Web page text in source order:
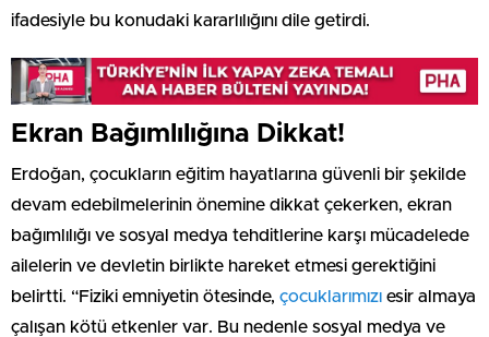
ifadesiyle bu konudaki kararlılığını dile getirdi.
Ekran Bağımlılığına Dikkat!
Erdoğan, çocukların eğitim hayatlarına güvenli bir şekilde
devam edebilmelerinin önemine dikkat çekerken, ekran
bağımlılığı ve sosyal medya tehditlerine karşı mücadelede
ailelerin ve devletin birlikte hareket etmesi gerektiğini
belirtti. “Fiziki emniyetin ötesinde, çocuklarımızı esir almaya
çalışan kötü etkenler var. Bu nedenle sosyal medya ve